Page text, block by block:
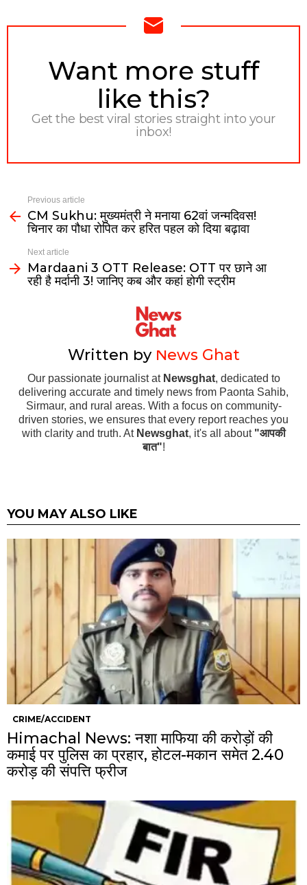
NEWSLETTER
Want more stuff
like this?
Get the best viral stories straight into your
inbox!
Previous article
CM Sukhu: मुख्यमंत्री ने मनाया 62वां जन्मदिवस!
चिनार का पौधा रोपित कर हरित पहल को दिया बढ़ावा
Next article
Mardaani 3 OTT Release: OTT पर छाने आ
रही है मर्दानी 3! जानिए कब और कहां होगी स्ट्रीम
Written by News Ghat
Our passionate journalist at Newsghat, dedicated to
delivering accurate and timely news from Paonta Sahib,
Sirmaur, and rural areas. With a focus on community-
driven stories, we ensures that every report reaches you
with clarity and truth. At Newsghat, it's all about "आपकी
बात"!
YOU MAY ALSO LIKE
CRIME/ACCIDENT
Himachal News: नशा माफिया की करोड़ों की
कमाई पर पुलिस का प्रहार, होटल-मकान समेत 2.40
करोड़ की संपत्ति फ्रीज